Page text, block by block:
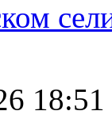
18:51